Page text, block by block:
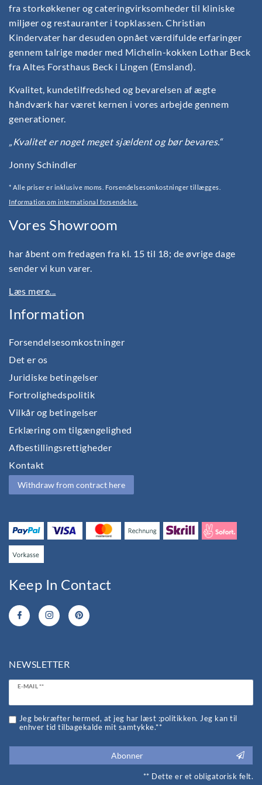
fra storkøkkener og cateringvirksomheder til kliniske
miljøer og restauranter i topklassen. Christian
Kindervater har desuden opnået værdifulde erfaringer
gennem talrige møder med Michelin-kokken Lothar Beck
fra Altes Forsthaus Beck i Lingen (Emsland).
Kvalitet, kundetilfredshed og bevarelsen af ægte
håndværk har været kernen i vores arbejde gennem
generationer.
„Kvalitet er noget meget sjældent og bør bevares.“
Jonny Schindler
* Alle priser er inklusive moms. Forsendelsesomkostninger tillægges.
Information om international forsendelse.
Vores Showroom
har åbent om fredagen fra kl. 15 til 18; de øvrige dage
sender vi kun varer.
Læs mere...
Information
Forsendelsesomkostninger
Det er os
Juridiske betingelser
Fortrolighedspolitik
Vilkår og betingelser
Erklæring om tilgængelighed
Afbestillingsrettigheder
Kontakt
Withdraw from contract here
Keep In Contact
NEWSLETTER
E-MAIL **
Ceres::Template.newsletterHoneypotLabel
Jeg bekræfter hermed, at jeg har læst :politikken. Jeg kan til
enhver tid tilbagekalde mit samtykke.**
Abonner
** Dette er et obligatorisk felt.